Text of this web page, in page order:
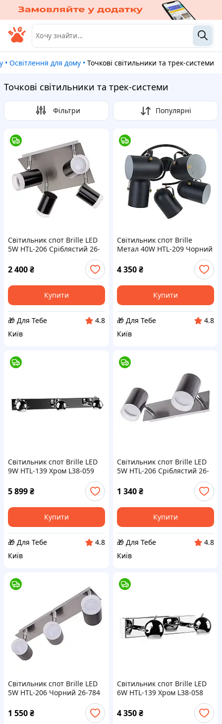
• Освітлення для дому • Точкові світильники та трек-системи
Точкові світильники та трек-системи
Фільтри Популярні
Світильник спот Brille LED
5W HTL-206 Сріблястий 26-
2 400₴
Купити
🎁 Для Тебе
4.8
Київ
Світильник спот Brille
Метал 40W HTL-209 Чорний
4 350₴
Купити
🎁 Для Тебе
4.8
Київ
Світильник спот Brille LED
9W HTL-139 Хром L38-059
5 899₴
Купити
🎁 Для Тебе
4.8
Київ
Світильник спот Brille LED
5W HTL-206 Сріблястий 26-
1 340₴
Купити
🎁 Для Тебе
4.8
Київ
Світильник спот Brille LED
5W HTL-206 Чорний 26-784
1 550₴
Світильник спот Brille LED
6W HTL-139 Хром L38-058
4 350₴